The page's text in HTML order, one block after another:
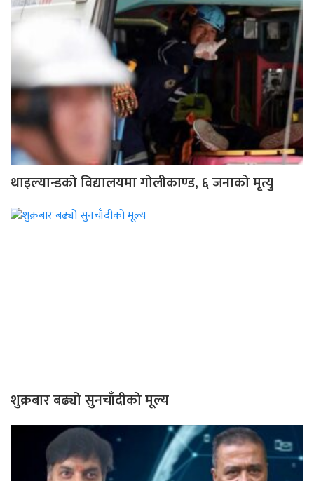
थाइल्यान्डको विद्यालयमा गोलीकाण्ड, ६ जनाको मृत्यु
शुक्रबार बढ्यो सुनचाँदीको मूल्य